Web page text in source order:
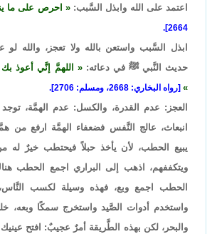
اعتمد على الله وابذل السَّبب:
احرص على ما
2664].
ابذل السَّبب واستعن بالله ولا تعجز، والله لو
حديث النَّبي ﷺ في دعائه:
اللهمَّ إنَّي أعوذ
[رواه البخاري: 2668، ومسلم: 2706].
العجز: عدم القدرة، والكسل: عدم الهمَّة،
انبعاث، عالج النَّفس فضعفاء الهمَّة ارفع من
يبيع الحطب، لأن يأخذ حبلاً فيحتطب خيرٌ له
ويتكففهم، اذهب إلى البراري اجمع الحطب
الحطب اجمع وبع، فهذه وسيلة لكسب
واستخدم أدوات الصَّيد واستخرج سمكًا وبعه،
والبحر، لكن بهذه الطَّريقة أمرٌ عجيبٌ: افتح